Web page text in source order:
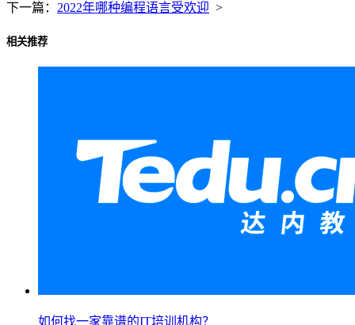
下一篇： 2022年哪种编程语言受欢迎 >
相关推荐
如何找一家靠谱的IT培训机构？